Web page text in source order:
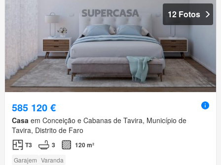
12 Fotos
585 120 €
Casa em Conceição e Cabanas de Tavira, Município de
Tavira, Distrito de Faro
T3 3 120 m²
Garajem Varanda